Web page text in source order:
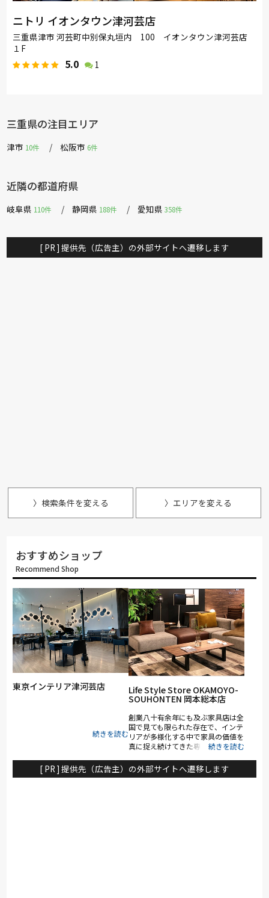
ニトリ イオンタウン津河芸店
三重県津市 河芸町中別保丸垣内 100 イオンタウン津河芸店
１F
5.0 1
三重県の注目エリア
津市 10件 松阪市 6件
近隣の都道府県
岐阜県 110件 静岡県 188件 愛知県358件
[ PR ] 提供先（広告主）の外部サイトへ遷移します
〉検索条件を変える 〉エリアを変える
おすすめショップ
Recommend Shop
東京インテリア津河芸店 Life Style Store OKAMOYO-
SOUHONTEN 岡本総本店
創業八十有余年にも及ぶ家具店は全
国で見ても限られた存在で、インテ
リアが多様化する中で家具の価値を
真に捉え続けてきた専門店の証で
家具の優れた点は何か、その素材や
耐久性、使い勝手を踏まえたスタッ
[ PR ] 提供先（広告主）の外部サイトへ遷移します